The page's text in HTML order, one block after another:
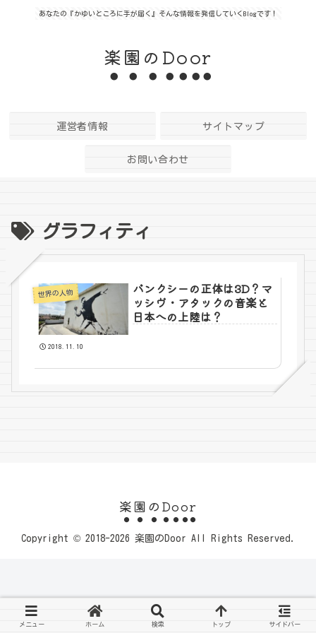
あなたの『かゆいところに手が届く』そんな情報を発信していくBlogです！
楽園のDoor
運営者情報 サイトマップ
お問い合わせ
グラフィティ
世界の人物
バンクシーの正体は3D？マ
ッシヴ・アタックの音楽と
日本への上陸は？
2018.11.10
楽園のDoor
Copyright © 2018-2026 楽園のDoor All Rights Reserved.
メニュー ホーム 検索 トップ サイドバー